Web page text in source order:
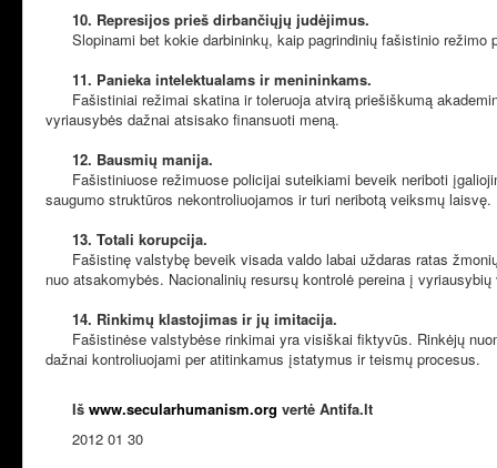
10. Represijos prieš dirbančiųjų judėjimus.
Slopinami bet kokie darbininkų, kaip pagrindinių fašistinio režimo
11. Panieka intelektualams ir menininkams.
Fašistiniai režimai skatina ir toleruoja atvirą priešiškumą
vyriausybės dažnai atsisako finansuoti meną.
12. Bausmių manija.
Fašistiniuose režimuose policijai suteikiami beveik neriboti
saugumo struktūros nekontroliuojamos ir turi neribotą veiksmų laisvę.
13. Totali korupcija.
Fašistinę valstybę beveik visada valdo labai uždaras ratas
nuo atsakomybės. Nacionalinių resursų kontrolė pereina į
14. Rinkimų klastojimas ir jų imitacija.
Fašistinėse valstybėse rinkimai yra visiškai fiktyvūs. Rinkėjų
dažnai kontroliuojami per atitinkamus įstatymus ir teismų procesus.
Iš www.secularhumanism.org vertė Antifa.lt
2012 01 30